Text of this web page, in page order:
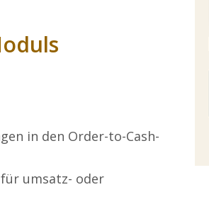
in den Order-to-Cash-
umsatz- oder